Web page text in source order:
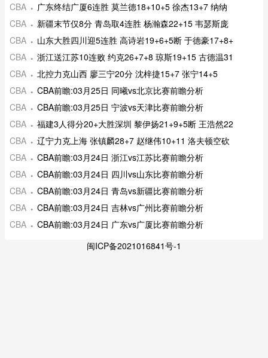
CBA
广东终结广厦6连胜 莫兰德18+10+5 徐杰13+7 纳纳
CBA
新疆末节仅8分 青岛取4连胜 杨瀚森22+15 韦瑟斯庞
CBA
山东大胜四川迎5连胜 高诗岩19+6+5断 于德豪17+8+
CBA
浙江送江苏10连败 约克26+7+8 琼斯19+15 古德温31
CBA
北控力克山西 廖三宁20分 沈梓捷15+7 张宁14+5
CBA
CBA前瞻:03月25日 同曦vs北京比赛前瞻分析
CBA
CBA前瞻:03月25日 宁波vs天津比赛前瞻分析
CBA
福建3人得分20+大胜深圳 黎伊扬21+9+5断 王浩然22
CBA
辽宁力克上海 张镇麟28+7 赵继伟10+11 洛夫顿空砍
CBA
CBA前瞻:03月24日 浙江vs江苏比赛前瞻分析
CBA
CBA前瞻:03月24日 四川vs山东比赛前瞻分析
CBA
CBA前瞻:03月24日 青岛vs新疆比赛前瞻分析
CBA
CBA前瞻:03月24日 吉林vs广州比赛前瞻分析
CBA
CBA前瞻:03月24日 广东vs广厦比赛前瞻分析
闽ICP备2021016841号-1